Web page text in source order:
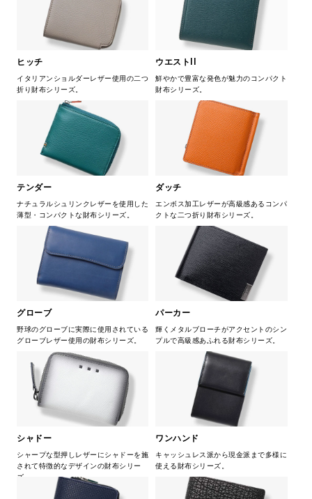
ヒッチ
イタリアンショルダーレザー使用の二つ
折り財布シリーズ。
ウエストII
鮮やかで豊富な発色が魅力のコンパクト
財布シリーズ。
テンダー
ナチュラルシュリンクレザーを使用した
薄型・コンパクトな財布シリーズ。
ダッチ
エンボス加工レザーが高級感あるコンパ
クトな二つ折り財布シリーズ。
グローブ
野球のグローブに実際に使用されている
グローブレザー使用の財布シリーズ。
パーカー
輝くメタルブローチがアクセントのシン
プルで高級感あふれる財布シリーズ。
シャドー
シャープな型押しレザーにシャドーを施
されて特徴的なデザインの財布シリー
ズ。
ワンハンド
キャッシュレス派から現金派まで多様に
使える財布シリーズ。